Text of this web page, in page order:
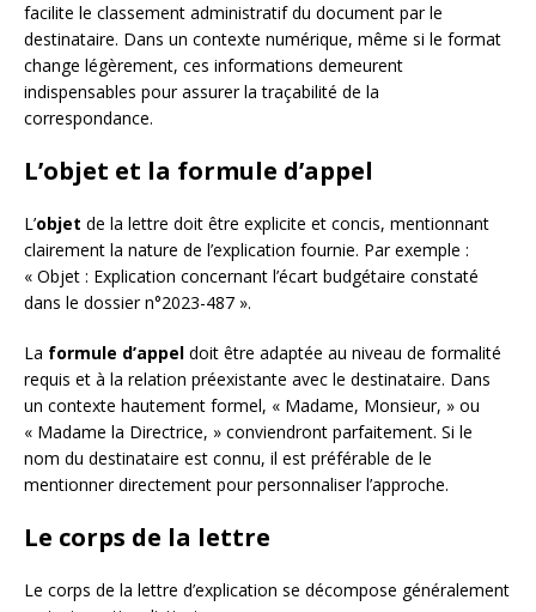
facilite le classement administratif du document par le
destinataire. Dans un contexte numérique, même si le format
change légèrement, ces informations demeurent
indispensables pour assurer la traçabilité de la
correspondance.
L’objet et la formule d’appel
L’objet de la lettre doit être explicite et concis, mentionnant
clairement la nature de l’explication fournie. Par exemple :
« Objet : Explication concernant l’écart budgétaire constaté
dans le dossier n°2023-487 ».
La formule d’appel doit être adaptée au niveau de formalité
requis et à la relation préexistante avec le destinataire. Dans
un contexte hautement formel, « Madame, Monsieur, » ou
« Madame la Directrice, » conviendront parfaitement. Si le
nom du destinataire est connu, il est préférable de le
mentionner directement pour personnaliser l’approche.
Le corps de la lettre
Le corps de la lettre d’explication se décompose généralement